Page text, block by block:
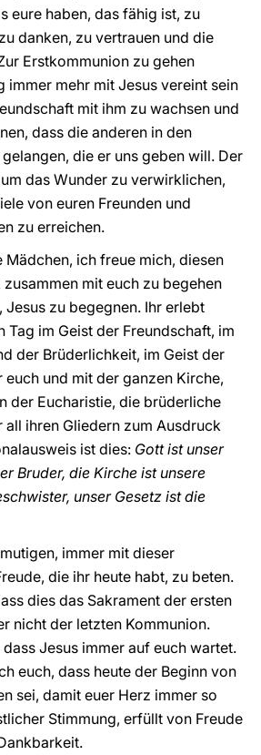
eure haben, das fähig ist, zu
danken, zu vertrauen und die
Erstkommunion zu gehen
immer mehr mit Jesus vereint sein
mit ihm zu wachsen und
dass die anderen in den
die er uns geben will. Der
das Wunder zu verwirklichen,
von euren Freunden und
zu erreichen.
Mädchen, ich freue mich, diesen
mit euch zu begehen
Jesus zu begegnen. Ihr erlebt
Tag im Geist der Freundschaft, im
der Brüderlichkeit, im Geist der
euch und mit der ganzen Kirche,
der Eucharistie, die brüderliche
all ihren Gliedern zum Ausdruck
ist dies: Gott ist unser
Bruder, die Kirche ist unsere
unser Gesetz ist die
immer mit dieser
die ihr heute habt, zu beten.
dies das Sakrament der ersten
nicht der letzten Kommunion.
Jesus immer auf euch wartet.
euch, dass heute der Beginn von
sei, damit euer Herz immer so
Stimmung, erfüllt von Freude